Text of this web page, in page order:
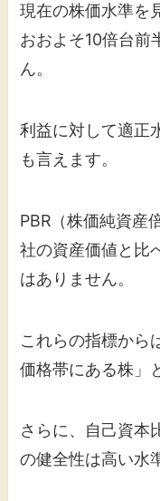
現在の株価水準を
おおよそ10倍台前
ん。
利益に対して適正
も言えます。
PBR（株価純資産
社の資産価値と比
はありません。
これらの指標から
価格帯にある株」
さらに、自己資本
の健全性は高い水